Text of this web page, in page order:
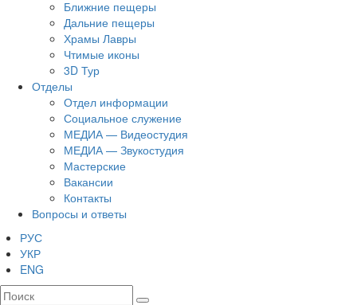
Ближние пещеры
Дальние пещеры
Храмы Лавры
Чтимые иконы
3D Тур
Отделы
Отдел информации
Социальное служение
МЕДИА — Видеостудия
МЕДИА — Звукостудия
Мастерские
Вакансии
Контакты
Вопросы и ответы
РУС
УКР
ENG